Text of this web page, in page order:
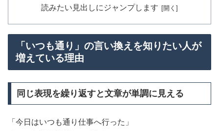
読みたい見出しにジャンプします
「いつも通り」の言い換えを知りたい人が
増えている理由
同じ表現を繰り返すと文章が単調に見える
「今日はいつも通り仕事へ行った」